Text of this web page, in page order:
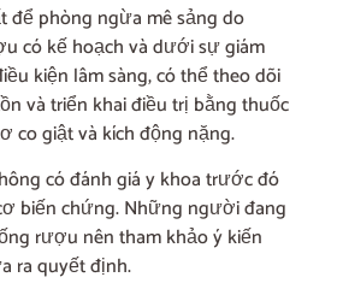
để phòng ngừa mê sảng do
có kế hoạch và dưới sự giám
kiện lâm sàng, có thể theo dõi
và triển khai điều trị bằng thuốc
co giật và kích động nặng.
có đánh giá y khoa trước đó
biến chứng. Những người đang
rượu nên tham khảo ý kiến
ra quyết định.